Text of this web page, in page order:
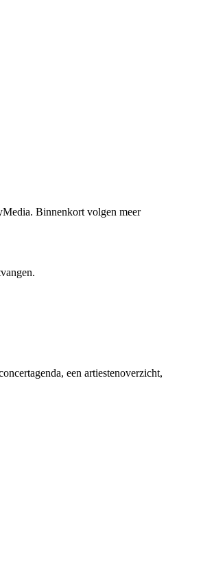
Binnenkort volgen meer
een artiestenoverzicht,